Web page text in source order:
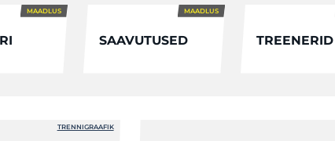
MAADLUS
SAAVUTUSED
MAADLUS
TREENERID
TRENNIGRAAFIK